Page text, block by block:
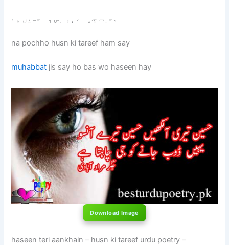
محبت جس سے ہو بس وہ حسیں ہے
na pochho husn ki tareef ham say
muhabbat jis say ho bas wo haseen hay
Download Image
haseen teri aankhain – husn ki tareef urdu poetry –